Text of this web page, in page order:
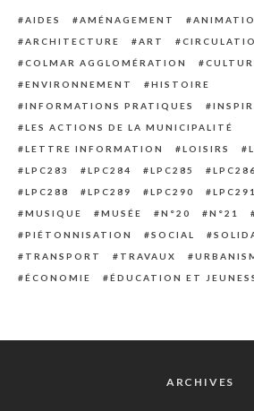
AIDES AMÉNAGEMENT
ARCHITECTURE
ART
COLMAR AGGLOMÉRATION
ENVIRONNEMENT
HISTOIRE
INFORMATIONS PRATIQUES
LES ACTIONS DE LA MUNICIPALITÉ
LETTRE INFORMATION
LOISIRS
LPC283
LPC284 LPC285 LPC286
LPC288
LPC289 LPC290 LPC291
MUSIQUE
MUSÉE N°20 N°21
PIÉTONNISATION
SOCIAL
TRANSPORT
TRAVAUX
ÉCONOMIE
ÉDUCATION ET
ARCHIVES